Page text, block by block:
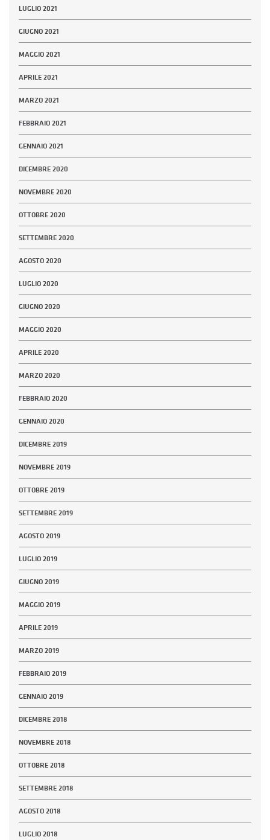
LUGLIO 2021
GIUGNO 2021
MAGGIO 2021
APRILE 2021
MARZO 2021
FEBBRAIO 2021
GENNAIO 2021
DICEMBRE 2020
NOVEMBRE 2020
OTTOBRE 2020
SETTEMBRE 2020
AGOSTO 2020
LUGLIO 2020
GIUGNO 2020
MAGGIO 2020
APRILE 2020
MARZO 2020
FEBBRAIO 2020
GENNAIO 2020
DICEMBRE 2019
NOVEMBRE 2019
OTTOBRE 2019
SETTEMBRE 2019
AGOSTO 2019
LUGLIO 2019
GIUGNO 2019
MAGGIO 2019
APRILE 2019
MARZO 2019
FEBBRAIO 2019
GENNAIO 2019
DICEMBRE 2018
NOVEMBRE 2018
OTTOBRE 2018
SETTEMBRE 2018
AGOSTO 2018
LUGLIO 2018